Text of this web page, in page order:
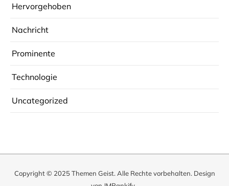
Hervorgehoben
Nachricht
Prominente
Technologie
Uncategorized
Copyright © 2025Themen Geist. Alle Rechte vorbehalten. Design